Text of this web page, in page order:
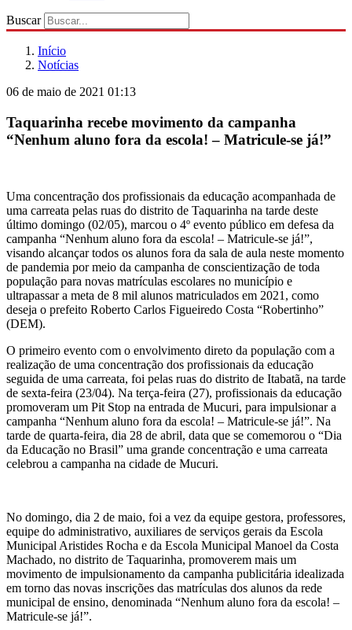
Buscar
Início
Notícias
06 de maio de 2021 01:13
Taquarinha recebe movimento da campanha
“Nenhum aluno fora da escola! – Matricule-se já!”
Uma concentração dos profissionais da educação acompanhada de
uma carreata pelas ruas do distrito de Taquarinha na tarde deste
último domingo (02/05), marcou o 4º evento público em defesa da
campanha “Nenhum aluno fora da escola! – Matricule-se já!”,
visando alcançar todos os alunos fora da sala de aula neste momento
de pandemia por meio da campanha de conscientização de toda
população para novas matrículas escolares no município e
ultrapassar a meta de 8 mil alunos matriculados em 2021, como
deseja o prefeito Roberto Carlos Figueiredo Costa “Robertinho”
(DEM).
O primeiro evento com o envolvimento direto da população com a
realização de uma concentração dos profissionais da educação
seguida de uma carreata, foi pelas ruas do distrito de Itabatã, na tarde
de sexta-feira (23/04). Na terça-feira (27), profissionais da educação
promoveram um Pit Stop na entrada de Mucuri, para impulsionar a
campanha “Nenhum aluno fora da escola! – Matricule-se já!”. Na
tarde de quarta-feira, dia 28 de abril, data que se comemorou o “Dia
da Educação no Brasil” uma grande concentração e uma carreata
celebrou a campanha na cidade de Mucuri.
No domingo, dia 2 de maio, foi a vez da equipe gestora, professores,
equipe do administrativo, auxiliares de serviços gerais da Escola
Municipal Aristides Rocha e da Escola Municipal Manoel da Costa
Machado, no distrito de Taquarinha, promoverem mais um
movimento de impulsionamento da campanha publicitária idealizada
em torno das novas inscrições das matrículas dos alunos da rede
municipal de ensino, denominada “Nenhum aluno fora da escola! –
Matricule-se já!”.